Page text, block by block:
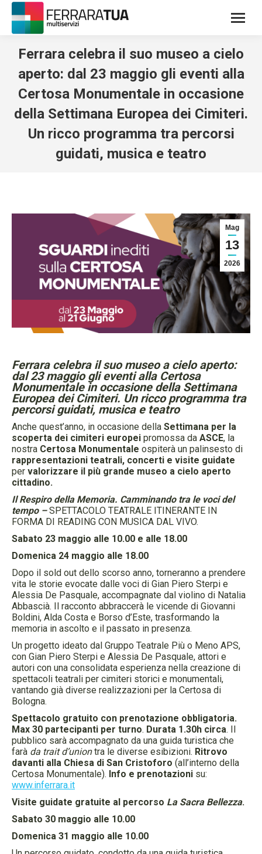
Ferrara celebra il suo museo a cielo
aperto: dal 23 maggio gli eventi alla
Certosa Monumentale in occasione
della Settimana Europea dei Cimiteri.
Un ricco programma tra percorsi
guidati, musica e teatro
Mag
13
2026
Ferrara celebra il suo museo a cielo aperto:
dal 23 maggio gli eventi alla Certosa
Monumentale in occasione della Settimana
Europea dei Cimiteri. Un ricco programma tra
percorsi guidati, musica e teatro
Anche quest’anno, in occasione della Settimana per la
scoperta dei cimiteri europei promossa da ASCE, la
nostra Certosa Monumentale ospiterà un palinsesto di
rappresentazioni teatrali, concerti e visite guidate
per valorizzare il più grande museo a cielo aperto
cittadino.
Il Respiro della Memoria. Camminando tra le voci del
tempo –SPETTACOLO TEATRALE ITINERANTE IN
FORMA DI READING CON MUSICA DAL VIVO.
Sabato 23 maggio alle 10.00 e alle 18.00
Domenica 24 maggio alle 18.00
Dopo il sold out dello scorso anno, torneranno a prendere
vita le storie evocate dalle voci di Gian Piero Sterpi e
Alessia De Pasquale, accompagnate dal violino di Natalia
Abbascià. Il racconto abbraccerà le vicende di Giovanni
Boldini, Alda Costa e Borso d’Este, trasformando la
memoria in ascolto e il passato in presenza.
Un progetto ideato dal Gruppo Teatrale Più o Meno APS,
con Gian Piero Sterpi e Alessia De Pasquale, attori e
autori con una consolidata esperienza nella creazione di
spettacoli teatrali per cimiteri storici e monumentali,
vantando già diverse realizzazioni per la Certosa di
Bologna.
Spettacolo gratuito con prenotazione obbligatoria.
Max 30 partecipanti per turno. Durata 1.30h circa. Il
pubblico sarà accompagnato da una guida turistica che
farà da trait d’uniontra le diverse esibizioni. Ritrovo
davanti alla Chiesa di San Cristoforo (all’interno della
Certosa Monumentale). Info e prenotazioni su:
www.inferrara.it
Visite guidate gratuite al percorso La Sacra Bellezza.
Sabato 30 maggio alle 10.00
Domenica 31 maggio alle 10.00